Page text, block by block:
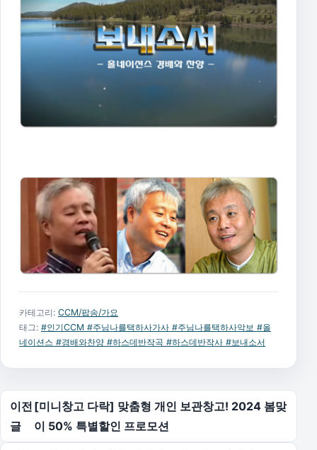
카테고리: CCM/팝송/가요
태그: #인기CCM #주님나를택하사가사 #주님나를택하사악보 #올
네이션스 #경배와찬양 #하스데반작곡 #하스데반작사 #보내소서
글 탐색
이전
글
[미니창고 다락] 맞춤형 개인 보관창고! 2024 봄맞
이 50% 특별할인 프로모션